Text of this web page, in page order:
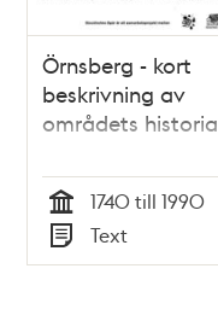
Örnsberg - kort
beskrivning av
områdets historia
Tid
1740 till 1990
Typ
Text